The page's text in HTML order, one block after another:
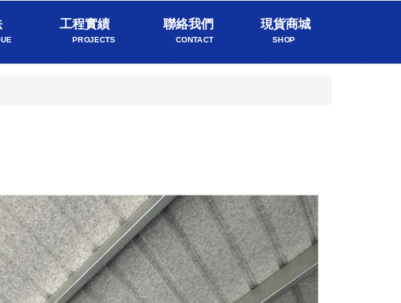
工程實績
PROJECTS
聯絡我們
CONTACT
現貨商城
SHOP